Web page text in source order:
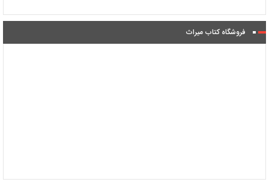
فروشگاه کتاب میراث